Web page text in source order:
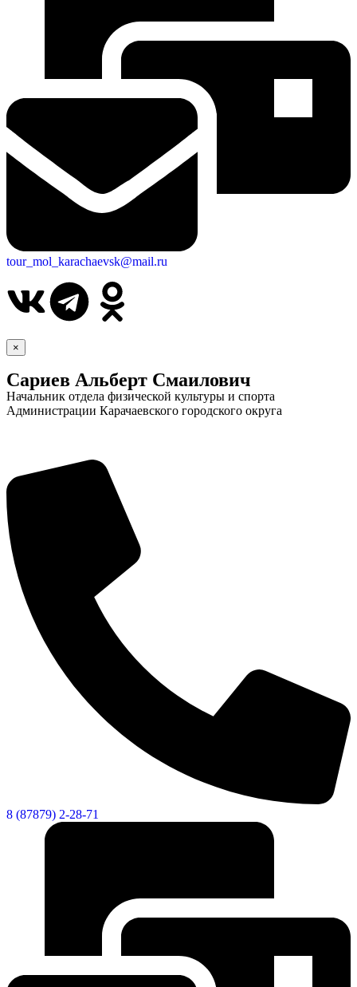
tour_mol_karachaevsk@mail.ru
×
Сариев Альберт Смаилович
Начальник отдела физической культуры и спорта
Администрации Карачаевского городского округа
8 (87879) 2-28-71